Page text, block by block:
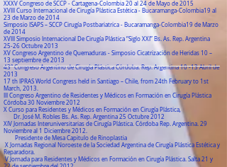
XXXV Congreso de SCCP - Cartagena-Colombia 20 al 24 de Mayo de 2015
XVIII Curso Internacional de Cirugía Plástica Estética - Bucaramanga-Colombia19 al
23 de Marzo de 2014
Simposio ISAPS – SCCP Cirugía Postbariatrica - Bucaramanga-Colombia19 de Marzo
de 2014
XVIII Simposio Internacional De Cirugía Plástica “Siglo XXI” Bs. As. Rep. Argentina
25-26 Octubre 2013
XV Congreso Argentino de Quemaduras - Simposio Cicatrización de Heridas 10 –
13 septiembre de 2013
43° Congreso Argentino de Cirugía Plástica Córdoba. Rep. Argentina 10 -13 Abril de
2013
17 th IPRAS World Congress held in Santiago – Chile, from 24th February to 1st
March, 2013.
III Congreso Argentino de Residentes y Médicos en Formación en Cirugía Plástica
Córdoba 30 Noviembre 2012
X Curso para Residentes y Médicos en Formación en Cirugía Plástica,
Dr. José M. Robles Bs. As. Rep. Argentina 25 Octubre 2012
XIV Jornadas Interuniversitarias de Cirugía Plástica. Córdoba Rep. Argentina. 29
Noviembre al 1 Diciembre 2012.
Presidente de Mesa Capitulo de Rinoplastia
X Jornadas Regional Noroeste de la Sociedad Argentina de Cirugía Plástica Estética y
Reparadora.
V Jornada para Residentes y Médicos en Formación en Cirugía Plástica. Salta 21 y